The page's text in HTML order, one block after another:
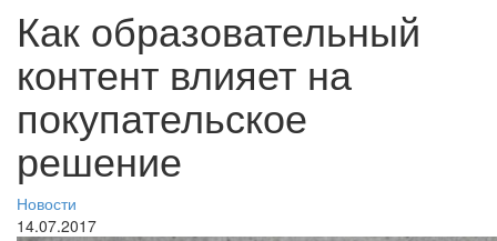
Как образовательный
контент влияет на
покупательское
решение
Новости
14.07.2017